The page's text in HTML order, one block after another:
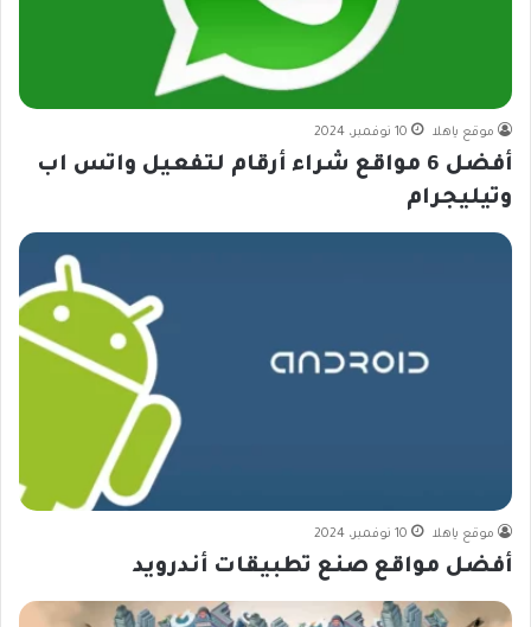
موقع ياهلا 10 نوفمبر، 2024
أفضل 6 مواقع شراء أرقام لتفعيل واتس اب
وتيليجرام
موقع ياهلا 10 نوفمبر، 2024
أفضل مواقع صنع تطبيقات أندرويد